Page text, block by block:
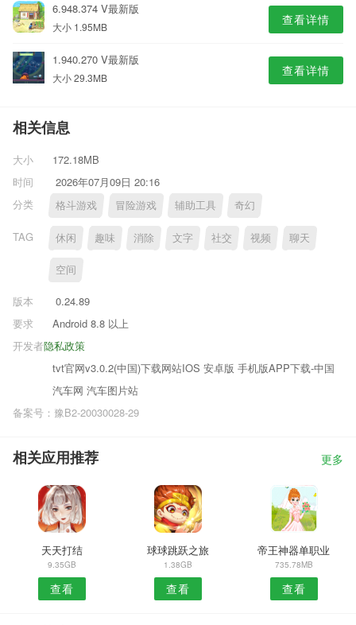
6.948.374 V最新版
大小 1.95MB 查看详情
1.940.270 V最新版
大小 29.3MB 查看详情
相关信息
大小
172.18MB
时间
2026年07月09日 20:16
分类
格斗游戏 冒险游戏 辅助工具 奇幻
TAG 休闲 趣味 消除 文字 社交 视频 聊天
空间
版本
0.24.89
要求
Android 8.8 以上
隐私政策
开发者
tvt官网v3.0.2(中国)下载网站IOS 安卓版 手机版APP下载-中国
汽车网 汽车图片站
备案号：豫B2-20030028-29
相关应用推荐 更多
天天打结
9.35GB
查看
球球跳跃之旅
1.38GB
查看
帝王神器单职业
735.78MB
查看